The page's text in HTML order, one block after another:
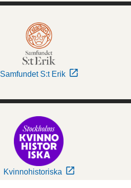
Samfundet S:t Erik
Kvinnohistoriska